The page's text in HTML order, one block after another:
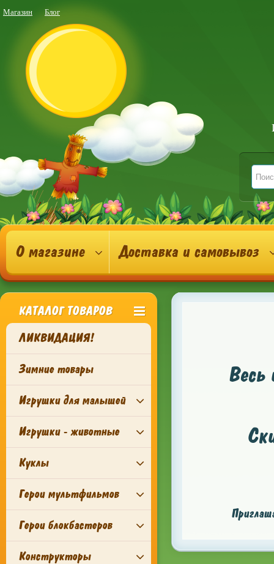
Магазин Блог
О магазине Доставка и самовывоз
КАТАЛОГ ТОВАРОВ
ЛИКВИДАЦИЯ!
Зимние товары
Игрушки для малышей
Игрушки - животные
Куклы
Герои мультфильмов
Герои блокбастеров
Конструкторы
Весь